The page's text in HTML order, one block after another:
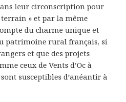
leur circonscription pour
» et par la même
du charme unique et
patrimoine rural français, si
et que des projets
ceux de Vents d’Oc à
susceptibles d’anéantir à